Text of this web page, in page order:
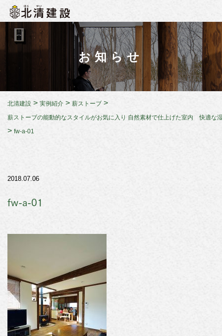
お知らせ
北清建設 > 実例紹介 > 薪ストーブ >
薪ストーブの能動的なスタイルがお気に入り 自然素材で仕上げた室内 快適な
> fw-a-01
2018.07.06
fw-a-01